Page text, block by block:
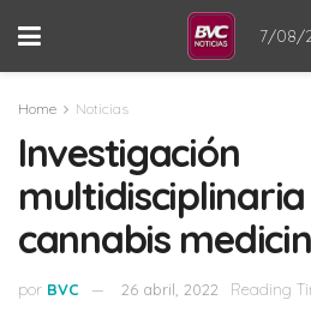
7/08/
Home Noticias
Investigación
cannabis
por BVC 26 abril, 2022 Reading